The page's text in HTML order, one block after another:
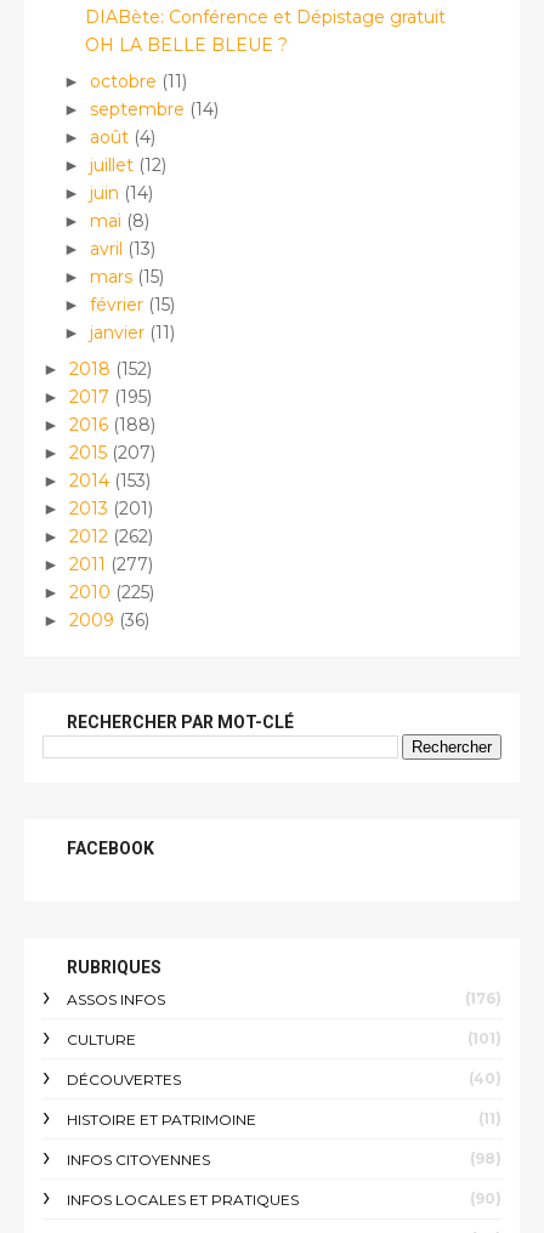
DIABète: Conférence et Dépistage gratuit
OH LA BELLE BLEUE ?
► octobre (11)
► septembre (14)
► août (4)
► juillet (12)
► juin (14)
► mai (8)
► avril (13)
► mars (15)
► février (15)
► janvier (11)
► 2018 (152)
► 2017 (195)
► 2016 (188)
► 2015 (207)
► 2014 (153)
► 2013 (201)
► 2012 (262)
► 2011 (277)
► 2010 (225)
► 2009 (36)
RECHERCHER PAR MOT-CLÉ
FACEBOOK
RUBRIQUES
ASSOS INFOS (176)
CULTURE (101)
DÉCOUVERTES (40)
HISTOIRE ET PATRIMOINE (11)
INFOS CITOYENNES (98)
INFOS LOCALES ET PRATIQUES (90)